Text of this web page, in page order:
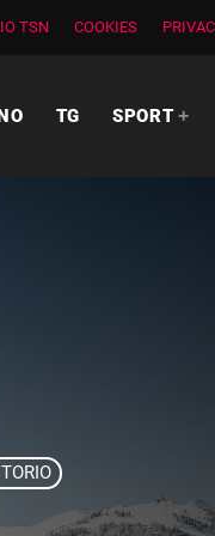
TSN COOKIES
TG SPORT